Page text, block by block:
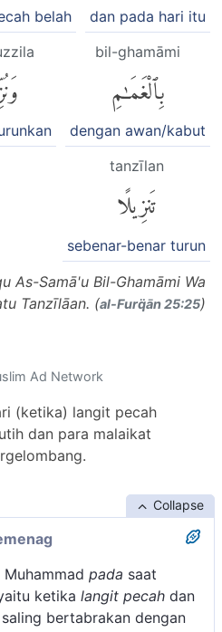
dan pada hari itu
belah
bil-ghamāmi
بِٱلْغَمَٰمِ
dengan awan/kabut
tanzīlan
تَنزِيلًا
sebenar-benar turun
As-Samā'u Bil-Ghamāmi Wa
Tanzīlāan. (al-Furq̈ān 25:25)
Ad Network
(ketika) langit pecah
dan para malaikat
Collapse
pada saat
ketika langit pecah dan
bertabrakan dengan